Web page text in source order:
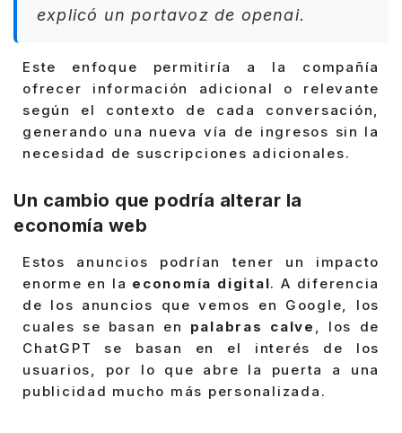
explicó un portavoz de openai.
Este enfoque permitiría a la compañía
ofrecer información adicional o relevante
según el contexto de cada conversación,
generando una nueva vía de ingresos sin la
necesidad de suscripciones adicionales.
Un cambio que podría alterar la
economía web
Estos anuncios podrían tener un impacto
enorme en la economía digital. A diferencia
de los anuncios que vemos en Google, los
cuales se basan en palabras calve , los de
ChatGPT se basan en el interés de los
usuarios, por lo que abre la puerta a una
publicidad mucho más personalizada.